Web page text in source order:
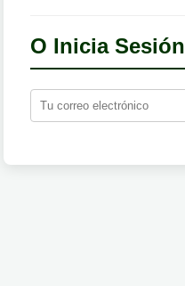
O Inicia Sesión